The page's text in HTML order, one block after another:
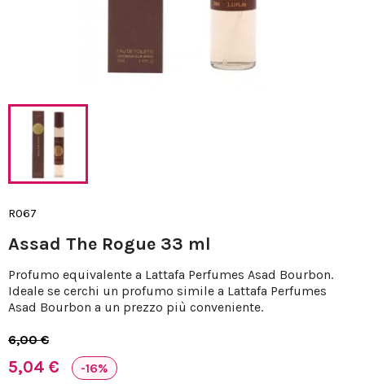
R067
Assad The Rogue 33 ml
Profumo equivalente a Lattafa Perfumes Asad Bourbon.
Ideale se cerchi un profumo simile a Lattafa Perfumes
Asad Bourbon a un prezzo più conveniente.
6,00 €
5,04 € -16%